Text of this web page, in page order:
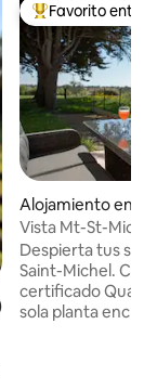
4.99 de
Favorito entre
Favorito entre
Alojamiento en
thon
Vista Mt-St-
tranquilidad y
Despierta tus
Saint-Michel.
certificado
sola planta